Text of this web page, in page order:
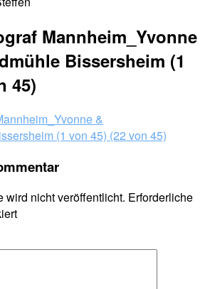
Mannheim_Yvonne
Bissersheim (1
45)
wird nicht veröffentlicht. Erforderliche